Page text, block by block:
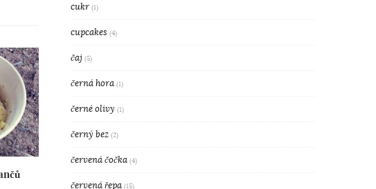
cukr (1)
cupcakes (4)
čaj (5)
černá hora (1)
černé olivy (1)
černý bez (2)
červená čočka (4)
červená řepa (15)